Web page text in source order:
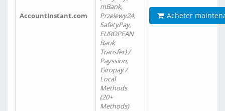
AccountInstant.com
mBank,
Przelewy24,
SafetyPay,
EUROPEAN
Bank
Transfer) /
Payssion,
Giropay /
Local
Methods
(20+
Methods)
Acheter